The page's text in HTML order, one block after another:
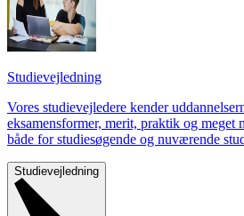
Studievejledning
Vores studievejledere kender
eksamensformer, merit, praktik og meget
både for studiesøgende og nuværende
Studievejledning